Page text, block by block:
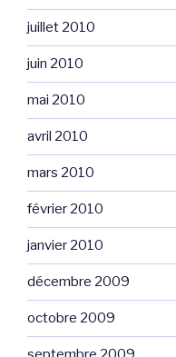
juillet 2010
juin 2010
mai 2010
avril 2010
mars 2010
février 2010
janvier 2010
décembre 2009
octobre 2009